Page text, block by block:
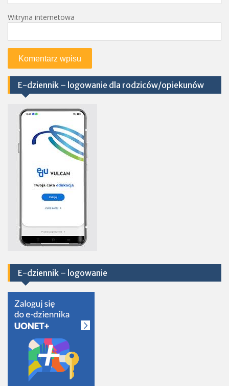
Witryna internetowa
E-dziennik – logowanie dla rodziców/opiekunów
E-dziennik – logowanie